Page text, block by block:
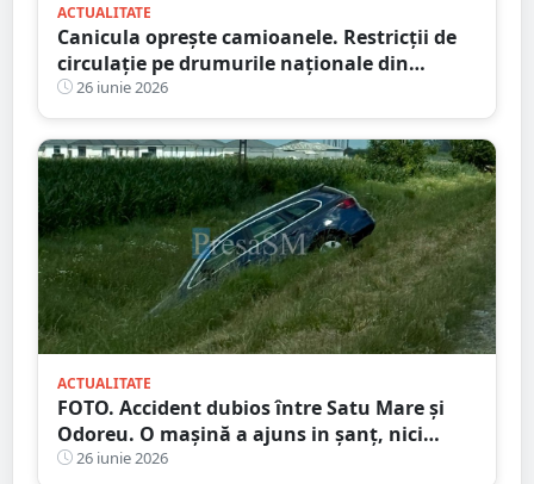
ACTUALITATE
Canicula oprește camioanele. Restricții de
circulație pe drumurile naționale din
județul Satu Mare
26 iunie 2026
ACTUALITATE
FOTO. Accident dubios între Satu Mare și
Odoreu. O mașină a ajuns in șanț, nici
urmă de sofer
26 iunie 2026